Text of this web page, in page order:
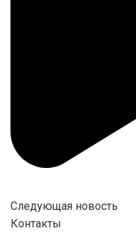
Следующая новость
Контакты